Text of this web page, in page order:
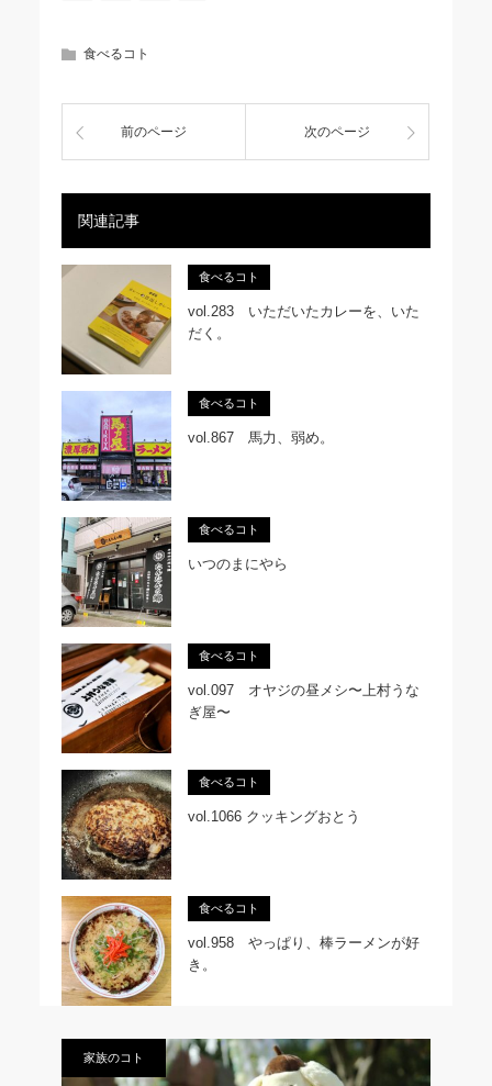
食べるコト
前のページ 次のページ
関連記事
食べるコト
vol.283 いただいたカレーを、いた
だく。
食べるコト
vol.867 馬力、弱め。
食べるコト
いつのまにやら
食べるコト
vol.097 オヤジの昼メシ〜上村うな
ぎ屋〜
食べるコト
vol.1066 クッキングおとう
食べるコト
vol.958 やっぱり、棒ラーメンが好
き。
家族のコト